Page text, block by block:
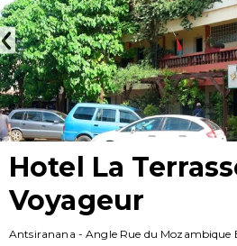
Hotel La
Voyageur
Antsiranana -Angle Rue du Mozambique